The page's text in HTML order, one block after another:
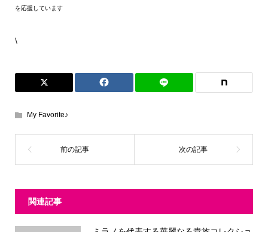
を応援しています
\
My Favorite♪
関連記事